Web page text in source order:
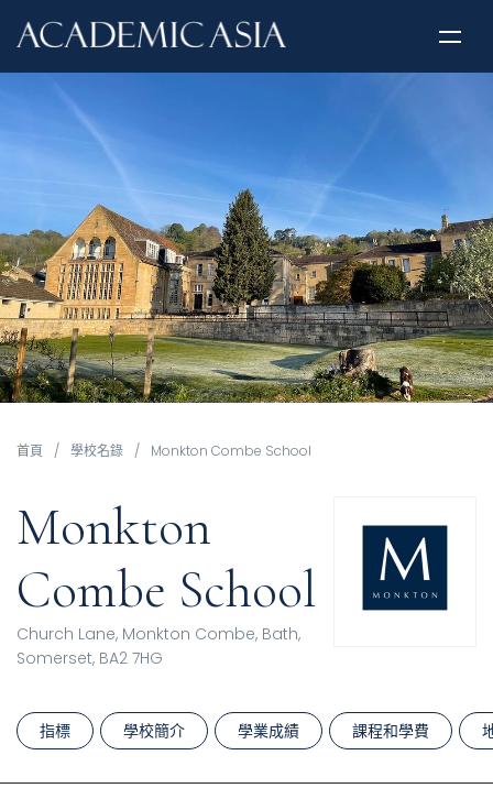
首頁 / 學校名錄 / Monkton Combe School
Monkton
Combe School
Church Lane, Monkton Combe, Bath,
Somerset, BA2 7HG
指標 學校簡介 學業成績 課程和學費